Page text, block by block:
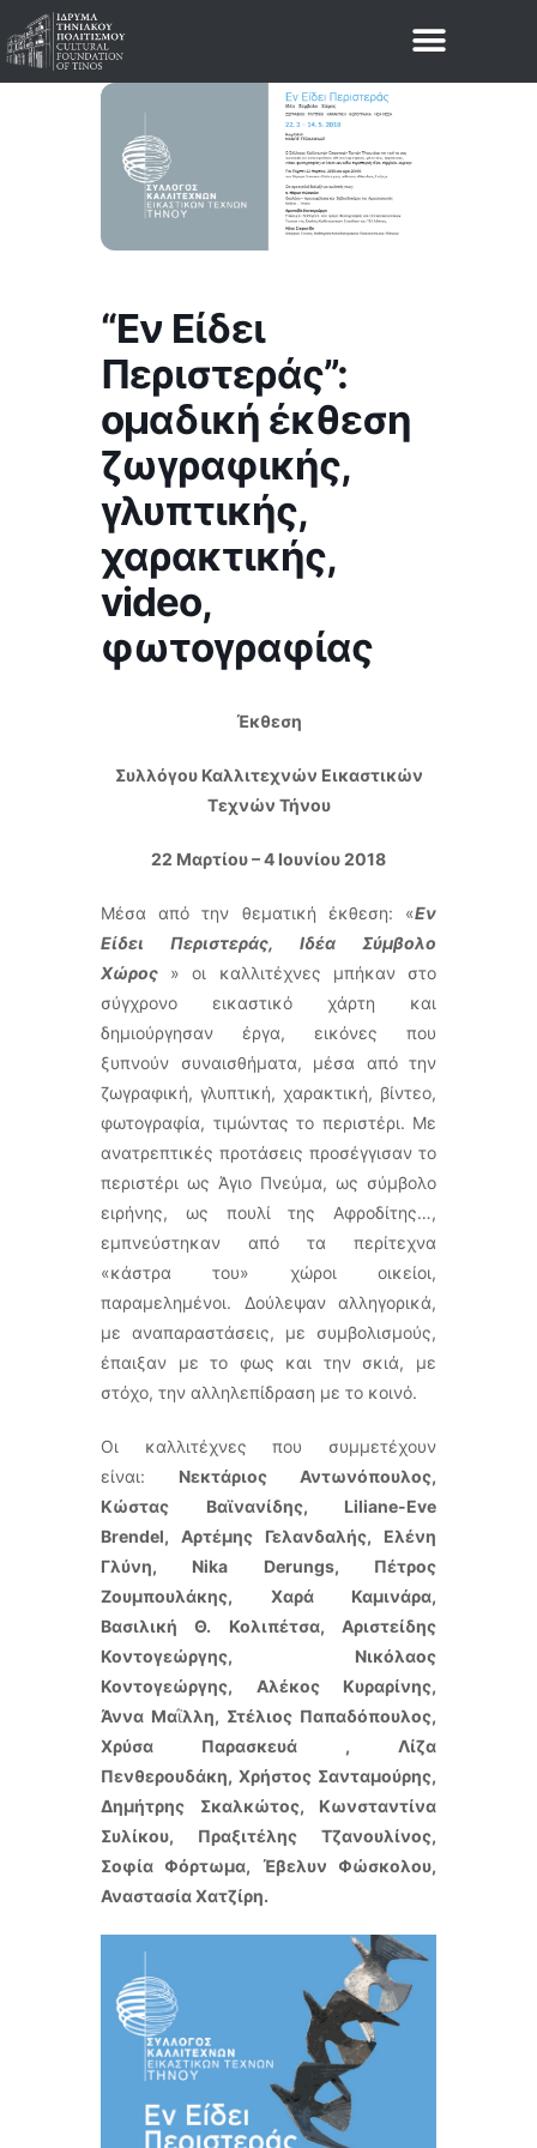
“Eν Είδει
Περιστεράς”:
ομαδική έκθεση
ζωγραφικής,
γλυπτικής,
χαρακτικής,
video,
φωτογραφίας
Έκθεση
Συλλόγου Καλλιτεχνών Εικαστικών
Τεχνών Τήνου
22 Μαρτίου – 4 Ιουνίου 2018
Μέσα από την θεματική έκθεση: «Εν
Είδει Περιστεράς, Ιδέα Σύμβολο
Χώρος » οι καλλιτέχνες μπήκαν στο
σύγχρονο εικαστικό χάρτη και
δημιούργησαν έργα, εικόνες που
ξυπνούν συναισθήματα, μέσα από την
ζωγραφική, γλυπτική, χαρακτική, βίντεο,
φωτογραφία, τιμώντας το περιστέρι. Με
ανατρεπτικές προτάσεις προσέγγισαν το
περιστέρι ως Άγιο Πνεύμα, ως σύμβολο
ειρήνης, ως πουλί της Αφροδίτης…,
εμπνεύστηκαν από τα περίτεχνα
«κάστρα του» χώροι οικείοι,
παραμελημένοι. Δούλεψαν αλληγορικά,
με αναπαραστάσεις, με συμβολισμούς,
έπαιξαν με το φως και την σκιά, με
στόχο, την αλληλεπίδραση με το κοινό.
Οι καλλιτέχνες που συμμετέχουν
είναι: Νεκτάριος Αντωνόπουλος,
Κώστας Βαϊνανίδης, Liliane-Eve
Brendel, Αρτέμης Γελανδαλής, Ελένη
Γλύνη, Nika Derungs, Πέτρος
Ζουμπουλάκης, Χαρά Καμινάρα,
Βασιλική Θ. Κολιπέτσα, Αριστείδης
Κοντογεώργης, Νικόλαος
Κοντογεώργης, Aλέκος Κυραρίνης,
Άννα Μαῒλλη, Στέλιος Παπαδόπουλος,
Χρύσα Παρασκευά , Λίζα
Πενθερουδάκη, Χρήστος Σανταμούρης,
Δημήτρης Σκαλκώτος, Κωνσταντίνα
Συλίκου, Πραξιτέλης Τζανουλίνος,
Σοφία Φόρτωμα, Έβελυν Φώσκολου,
Αναστασία Χατζίρη.